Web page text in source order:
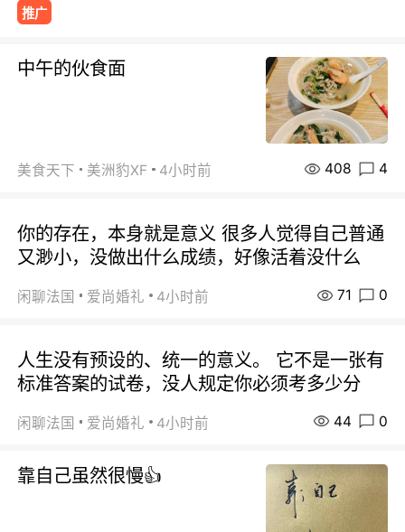
推广
中午的伙食面
美食天下 美洲豹XF 4小时前 408 4
你的存在，本身就是意义 很多人觉得自己普通
又渺小，没做出什么成绩，好像活着没什么
闲聊法国 爱尚婚礼 4小时前 71 0
人生没有预设的、统一的意义。 它不是一张有
标准答案的试卷，没人规定你必须考多少分
闲聊法国 爱尚婚礼 4小时前 44 0
靠自己虽然很慢👍